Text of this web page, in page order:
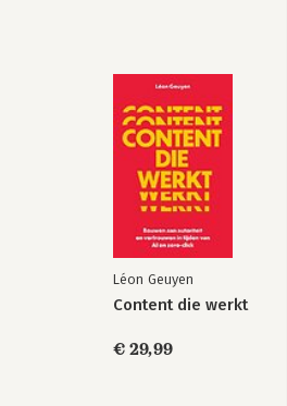
Léon Geuyen
Content die werkt
€ 29,99